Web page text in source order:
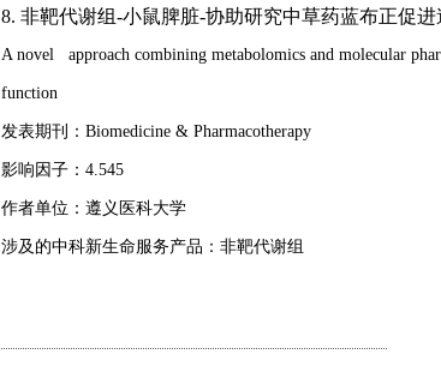
8. 非靶代谢组-小鼠脾脏-协助研究中草药蓝布正促进
A novel approach combining metabolomics and molecular
function
发表期刊：Biomedicine & Pharmacotherapy
影响因子：4.545
作者单位：遵义医科大学
涉及的中科新生命服务产品：非靶代谢组